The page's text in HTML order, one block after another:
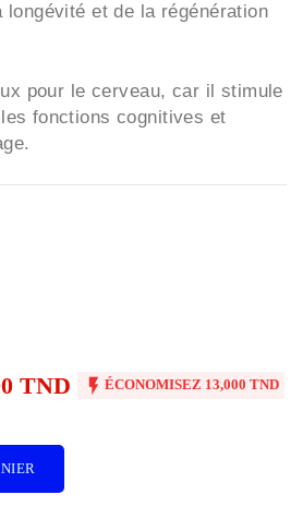
longévité et de la régénération
pour le cerveau, car il stimule
fonctions cognitives et
TND  ÉCONOMISEZ 13,000 TND